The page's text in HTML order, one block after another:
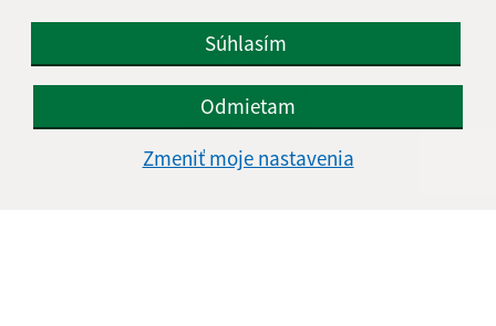
Súhlasím
Odmietam
Zmeniť moje nastavenia
Kontakt:
Obecný úrad Malá Čalomija
Malá Čalomija 46
991 08 Lesenice